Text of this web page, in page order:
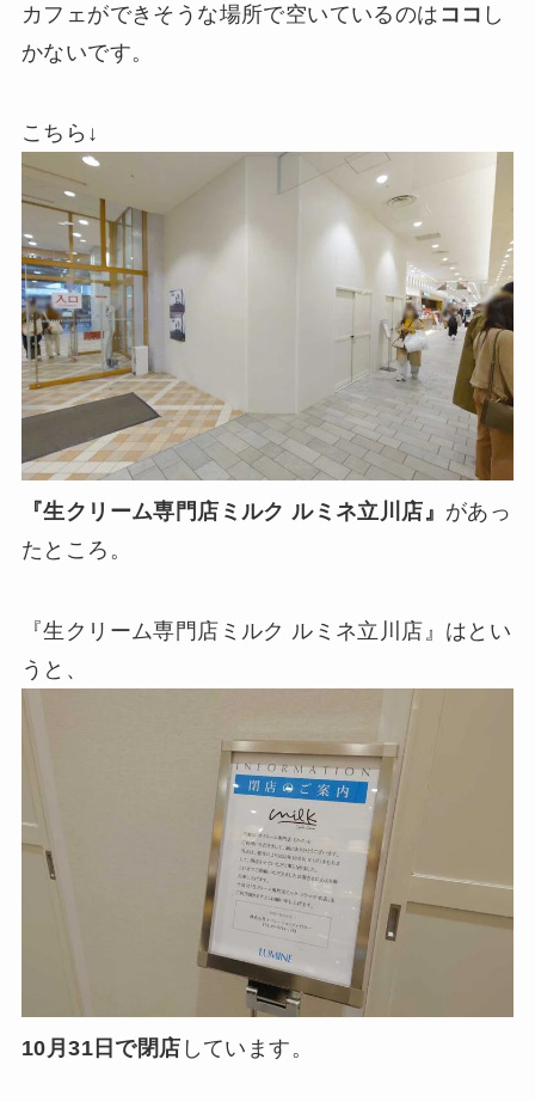
カフェができそうな場所で空いているのは ココ し
かないです。
こちら↓
『生クリーム専門店ミルク ルミネ立川店』 があっ
たところ。
『生クリーム専門店ミルク ルミネ立川店』はとい
うと、
10月31日で閉店 しています。